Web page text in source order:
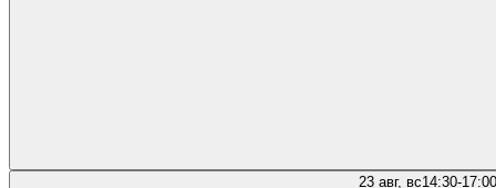
23 авг, вс14:30-17:00